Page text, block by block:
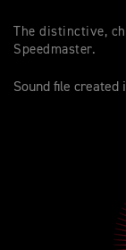
The distinctive,
Speedmaster.
Sound file created